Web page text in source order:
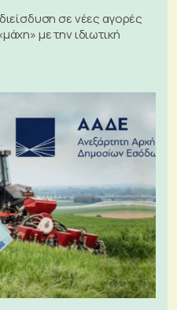
σε νέες αγορές
με την ιδιωτική